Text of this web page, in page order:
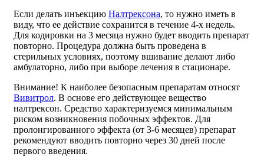
Если делать инъекцию Налтрексона, то нужно иметь в
виду, что ее действие сохранится в течение 4-х недель.
Для кодировки на 3 месяца нужно будет вводить препарат
повторно. Процедура должна быть проведена в
стерильных условиях, поэтому вшивание делают либо
амбулаторно, либо при выборе лечения в стационаре.
Внимание! К наиболее безопасным препаратам относят
Вивитрол. В основе его действующее вещество
налтрексон. Средство характеризуемся минимальным
риском возникновения побочных эффектов. Для
пролонгированного эффекта (от 3-6 месяцев) препарат
рекомендуют вводить повторно через 30 дней после
первого введения.